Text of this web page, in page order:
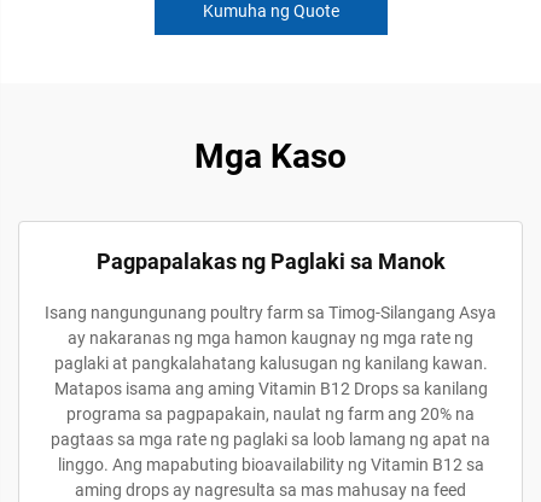
Kumuha ng Quote
Mga Kaso
Pagpapalakas ng Paglaki sa Manok
Isang nangungunang poultry farm sa Timog-Silangang Asya
ay nakaranas ng mga hamon kaugnay ng mga rate ng
paglaki at pangkalahatang kalusugan ng kanilang kawan.
Matapos isama ang aming Vitamin B12 Drops sa kanilang
programa sa pagpapakain, naulat ng farm ang 20% na
pagtaas sa mga rate ng paglaki sa loob lamang ng apat na
linggo. Ang mapabuting bioavailability ng Vitamin B12 sa
aming drops ay nagresulta sa mas mahusay na feed